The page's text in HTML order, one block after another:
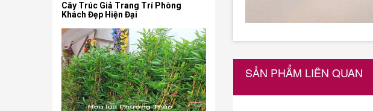
SẢN PHẨM LIÊN QUAN
Cây Trúc Giả Trang Trí Phòng
Khách Đẹp Hiện Đại